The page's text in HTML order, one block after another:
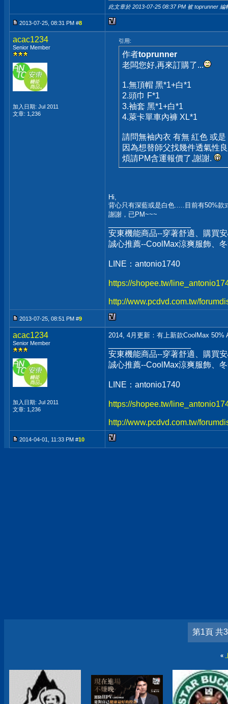
此文章於 2013-07-25 08:37 PM 被 toprunner 編
2013-07-25, 08:31 PM #8
acac1234
Senior Member
加入日期: Jul 2011
文章: 1,236
引用:
作者toprunner
老闆您好,再來訂購了...
1.無頂帽 黑*1+白*1
2.頭巾 F*1
3.袖套 黑*1+白*1
4.萊卡單車內褲 XL*1
請問無袖內衣 有無 紅色 或
因為想替師父找幾件透氣性
煩請PM含運報價了,謝謝.
Hi,
背心只有深藍或是白色.....目前有50%款
謝謝，已PM~~~
安東機能商品--穿著舒適、購買
誠心推薦--CoolMax涼爽服飾、
LINE：antonio1740
https://shopee.tw/
http://www.pcdvd.com.tw/
2013-07-25, 08:51 PM #9
acac1234
Senior Member
加入日期: Jul 2011
文章: 1,236
2014, 4月更新：有上新款CoolMax 50%
安東機能商品--穿著舒適、購買
誠心推薦--CoolMax涼爽服飾、
LINE：antonio1740
https://shopee.tw/
http://www.pcdvd.com.tw/
2014-04-01, 11:33 PM #10
第1頁 共
«